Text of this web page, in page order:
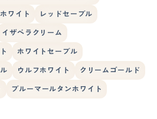
ワイト レッドセーブル
イザベラクリーム
ホワイトセーブル
ウルフホワイト クリームゴールド
ブルーマールタンホワイト